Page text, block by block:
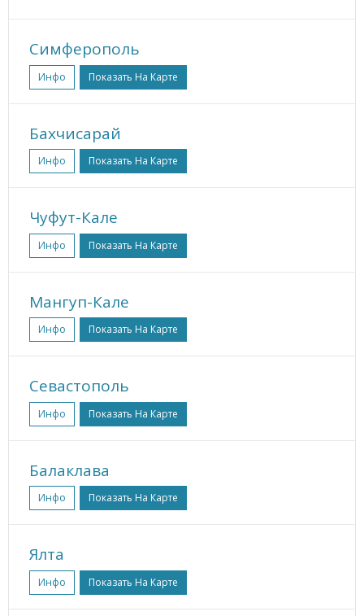
Симферополь
Инфо Показать На Карте
Бахчисарай
Инфо Показать На Карте
Чуфут-Кале
Инфо Показать На Карте
Мангуп-Кале
Инфо Показать На Карте
Севастополь
Инфо Показать На Карте
Балаклава
Инфо Показать На Карте
Ялта
Инфо Показать На Карте